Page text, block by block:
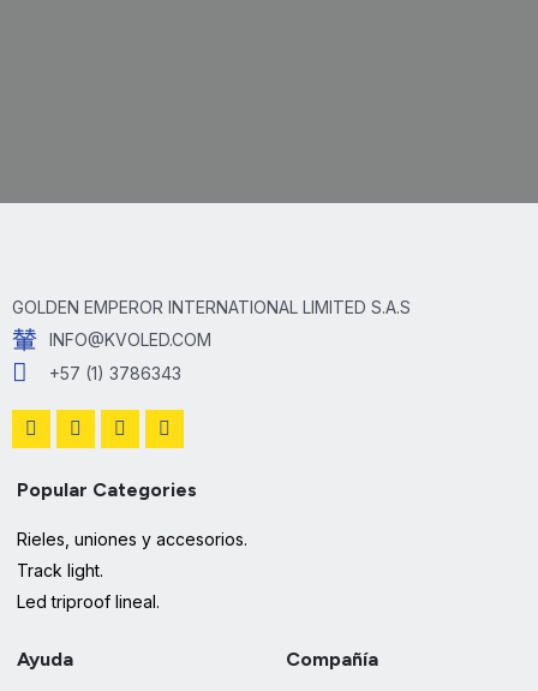
GOLDEN EMPEROR INTERNATIONAL LIMITED S.A.S
INFO@KVOLED.COM
+57 (1) 3786343
Popular Categories
Rieles, uniones y accesorios.
Track light.
Led triproof lineal.
Ayuda Compañía